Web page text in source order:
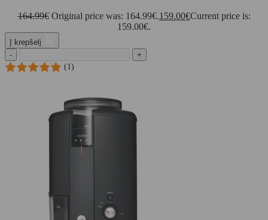
164.99€ Original price was: 164.99€.159.00€Current price is:
159.00€.
Į krepšelį
-
+
(1)